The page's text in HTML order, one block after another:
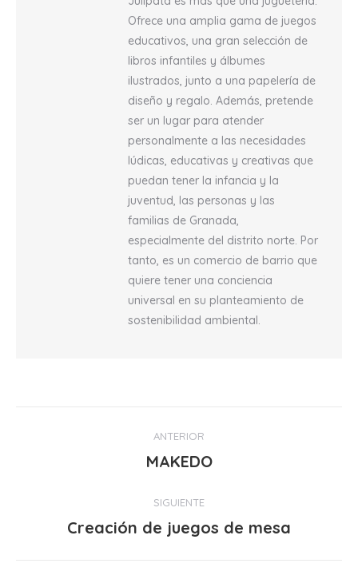
Ofrece una amplia gama de juegos
educativos, una gran selección de
libros infantiles y álbumes
ilustrados, junto a una papelería de
diseño y regalo. Además, pretende
ser un lugar para atender
personalmente a las necesidades
lúdicas, educativas y creativas que
puedan tener la infancia y la
juventud, las personas y las
familias de Granada,
especialmente del distrito norte. Por
tanto, es un comercio de barrio que
quiere tener una conciencia
universal en su planteamiento de
sostenibilidad ambiental.
publicaciones
ANTERIOR
Publicación
MAKEDO
SIGUIENTE
Publicación
Creación de juegos de mesa